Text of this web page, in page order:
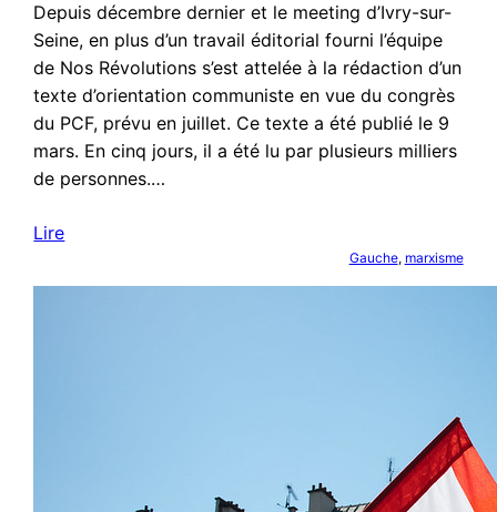
Depuis décembre dernier et le meeting d’Ivry-sur-
Seine, en plus d’un travail éditorial fourni l’équipe
de Nos Révolutions s’est attelée à la rédaction d’un
texte d’orientation communiste en vue du congrès
du PCF, prévu en juillet. Ce texte a été publié le 9
mars. En cinq jours, il a été lu par plusieurs milliers
de personnes.…
Lire
Gauche, marxisme